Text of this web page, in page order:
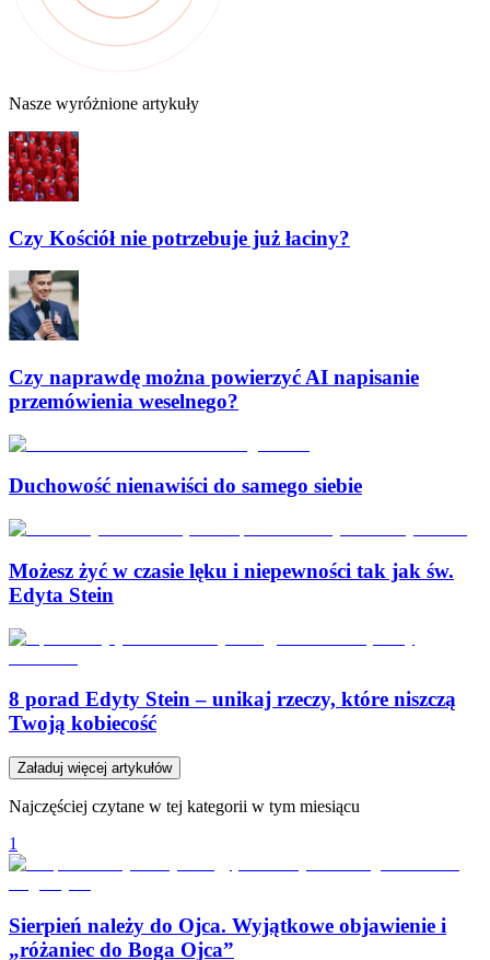
Nasze wyróżnione artykuły
Czy Kościół nie potrzebuje już łaciny?
Czy naprawdę można powierzyć AI napisanie
przemówienia weselnego?
Duchowość nienawiści do samego siebie
Możesz żyć w czasie lęku i niepewności tak jak św.
Edyta Stein
8 porad Edyty Stein – unikaj rzeczy, które niszczą
Twoją kobiecość
Załaduj więcej artykułów
Najczęściej czytane w tej kategorii w tym miesiącu
1
Sierpień należy do Ojca. Wyjątkowe objawienie i
„różaniec do Boga Ojca”